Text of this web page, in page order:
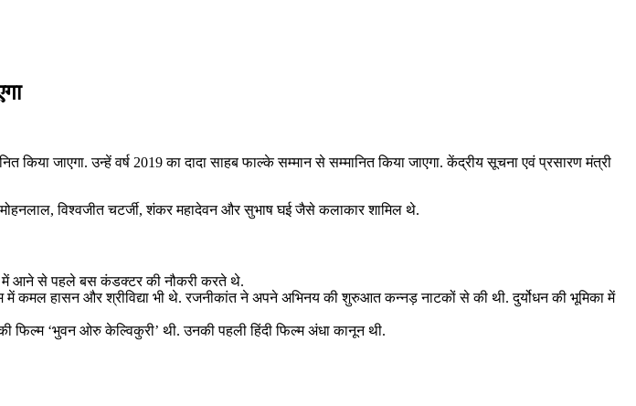
जाएगा. उन्हें वर्ष 2019 का दादा साहब फाल्के सम्मान से सम्मानित किया जाएगा. केंद्रीय सूचना एवं प्रसारण मंत्री
विश्वजीत चटर्जी, शंकर महादेवन और सुभाष घई जैसे कलाकार शामिल थे.
में आने से पहले बस कंडक्टर की नौकरी करते थे.
कमल हासन और श्रीविद्या भी थे. रजनीकांत ने अपने अभिनय की शुरुआत कन्नड़ नाटकों से की थी. दुर्योधन की भूमिका में
‘भुवन ओरु केल्विकुरी’ थी. उनकी पहली हिंदी फिल्म अंधा कानून थी.